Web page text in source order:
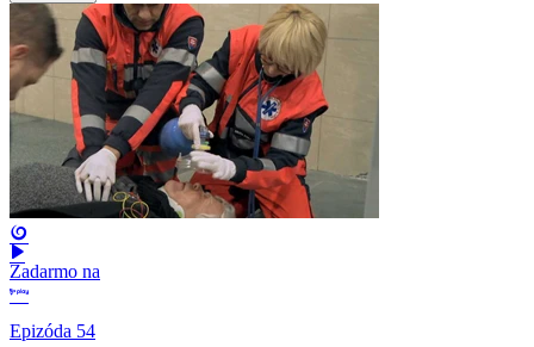
Zadarmo na
Epizóda 54